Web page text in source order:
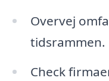
Overvej
tidsrammen.
Check